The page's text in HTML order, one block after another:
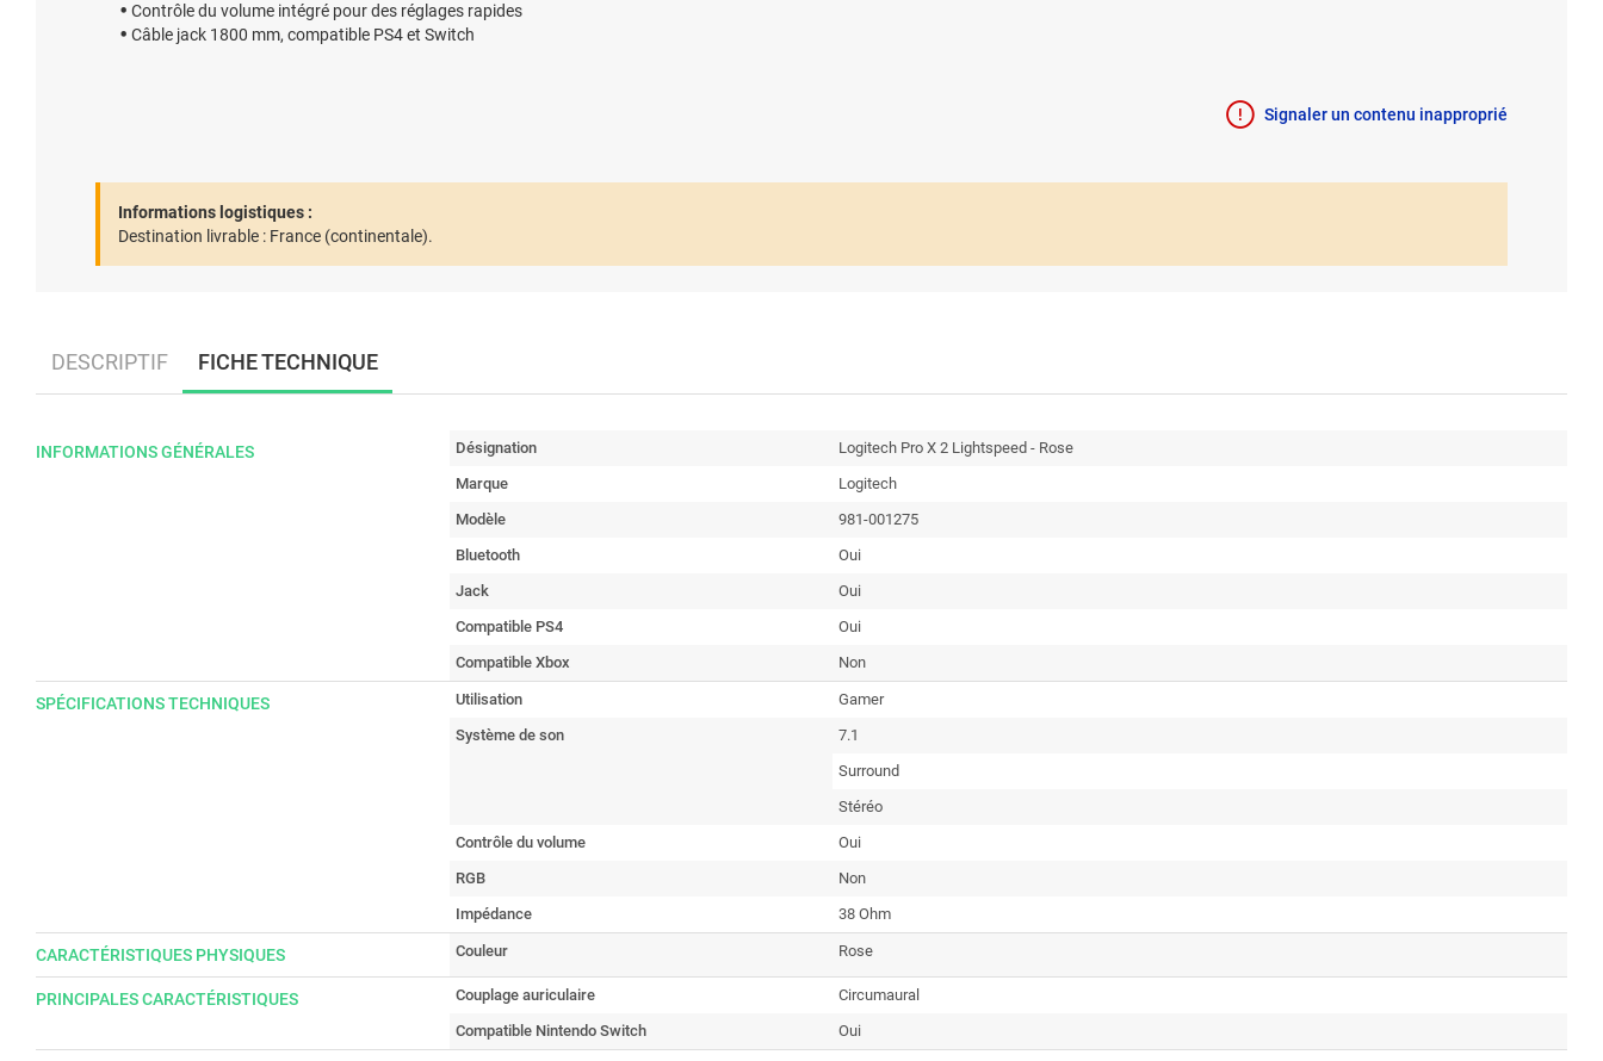
Contrôle du volume intégré pour des réglages rapides
Câble jack 1800 mm, compatible PS4 et Switch
Signaler un contenu inapproprié
Informations logistiques :
Destination livrable : France (continentale).
DESCRIPTIF FICHE TECHNIQUE
INFORMATIONS GÉNÉRALES Désignation
Logitech Pro X 2 Lightspeed - Rose
Marque
Logitech
Modèle
981-001275
Bluetooth
Oui
Jack
Oui
Compatible PS4
Oui
Compatible Xbox
Non
SPÉCIFICATIONS TECHNIQUES Utilisation
Gamer
Système de son
7.1
Surround
Stéréo
Contrôle du volume
Oui
RGB
Non
Impédance
38 Ohm
CARACTÉRISTIQUES PHYSIQUES Couleur Rose
PRINCIPALES CARACTÉRISTIQUES Couplage auriculaire
Circumaural
Compatible Nintendo Switch
Oui